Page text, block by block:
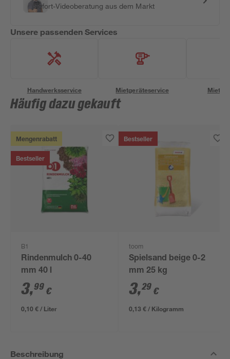
Sofort-Videoberatung aus dem Markt
Unsere passenden Services
Handwerksservice Mietgeräteservice
Häufig dazu gekauft
Mengenrabatt
Bestseller
B1
Rindenmulch 0-40
mm 40 l
3,99 €
0,10 € / Liter
Bestseller
toom
Spielsand beige 0-2
mm 25 kg
3,29 €
0,13 € / Kilogramm
Beschreibung